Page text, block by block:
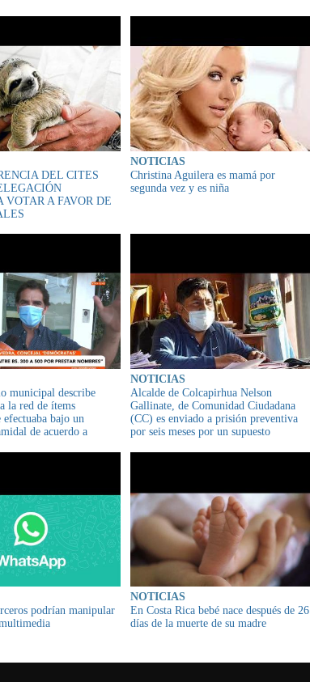
DEL CITES
A FAVOR DE
NOTICIAS
Christina Aguilera es mamá por
segunda vez y es niña
municipal describe
la red de ítems
efectuaba bajo un
de acuerdo a
NOTICIAS
Alcalde de Colcapirhua Nelson
Gallinate, de Comunidad Ciudadana
(CC) es enviado a prisión preventiva
por seis meses por un supuesto
podrían manipular
NOTICIAS
En Costa Rica bebé nace después de 26
días de la muerte de su madre